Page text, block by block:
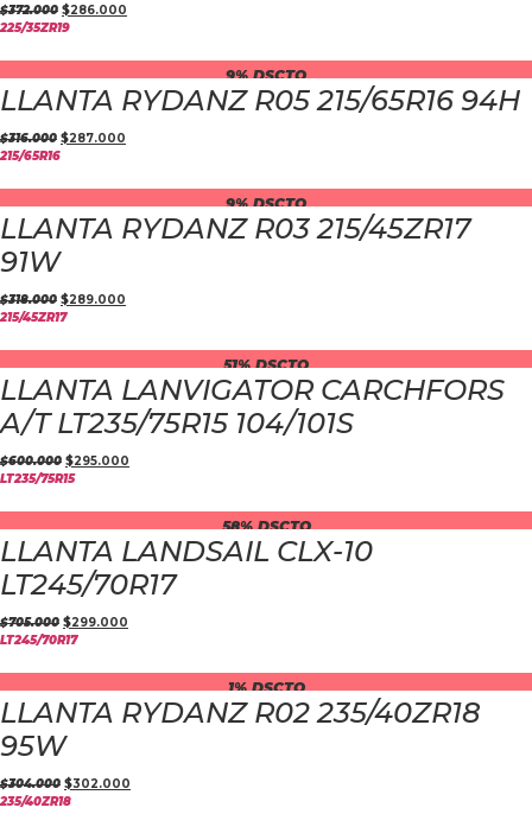
$372.000 $286.000
225/35ZR19
9% DSCTO
LLANTA RYDANZ R05 215/65R16 94H
$316.000 $287.000
215/65R16
9% DSCTO
LLANTA RYDANZ R03 215/45ZR17
91W
$318.000 $289.000
215/45ZR17
51% DSCTO
LLANTA LANVIGATOR CARCHFORS
A/T LT235/75R15 104/101S
$600.000 $295.000
LT235/75R15
58% DSCTO
LLANTA LANDSAIL CLX-10
LT245/70R17
$705.000 $299.000
LT245/70R17
1% DSCTO
LLANTA RYDANZ R02 235/40ZR18
95W
$304.000 $302.000
235/40ZR18